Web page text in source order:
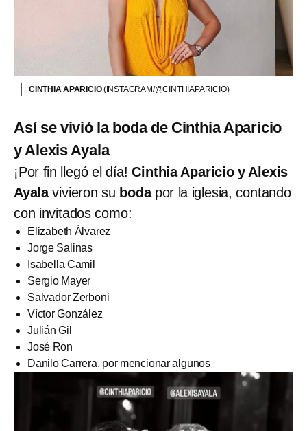
CINTHIA APARICIO(INSTAGRAM/@CINTHIAPARICIO)
Así se vivió la boda de Cinthia Aparicio
y Alexis Ayala
¡Por fin llegó el día!Cinthia Aparicio y Alexis
Ayalavivieron su bodapor la iglesia, contando
con invitados como:
Elizabeth Álvarez
Jorge Salinas
Isabella Camil
Sergio Mayer
Salvador Zerboni
Víctor González
Julián Gil
José Ron
Danilo Carrera, por mencionar algunos